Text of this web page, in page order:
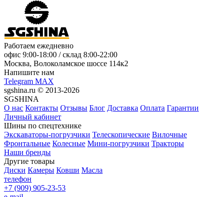
Работаем ежедневно
офис 9:00-18:00 / склад 8:00-22:00
Москва, Волоколамское шоссе 114к2
Напишите нам
Telegram MAX
sgshina.ru © 2013-2026
SGSHINA
О нас Контакты Отзывы Блог Доставка Оплата Гарантии
Личный кабинет
Шины по спецтехнике
Экскаваторы-погрузчики Телескопические Вилочные
Фронтальные Колесные Мини-погрузчики Тракторы
Наши бренды
Другие товары
Диски Камеры Ковши Масла
телефон
+7 (909) 905-23-53